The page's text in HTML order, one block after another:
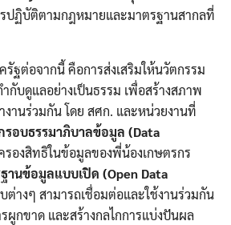
ปฏิบัติตามกฎหมายและมาตรฐานสากลที่
ฐต่อจากนี้ คือการส่งเสริมให้นวัตกรรม
กับดูแลอย่างเป็นธรรม เพื่อสร้างสภาพ
านร่วมกัน โดย สศก. และหน่วยงานที่
รอบธรรมาภิบาลข้อมูล (Data
รองสิทธิในข้อมูลของพี่น้องเกษตรกร
านข้อมูลแบบเปิด (Open Data
ต่างๆ สามารถเชื่อมต่อและใช้งานร่วมกัน
ผูกขาด และสร้างกลไกการแบ่งปันผล